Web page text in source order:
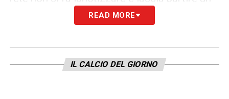
88′ – ⚽GOL DEL TORINO:Palla recuperata
READ MORE
IL CALCIO DEL GIORNO